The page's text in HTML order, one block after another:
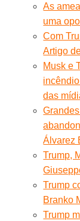
As
uma
Com
Artigo
Musk e
das
Álvarez
Trump,
Trump
Branko
Trump